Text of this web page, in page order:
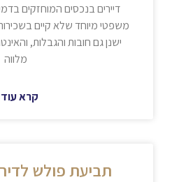
דיירים בנכסים המוחזקים
משפטי מיוחד שלא קיים
ישנן גם חובות והגבלות,
מלווה
קרא
תביעת פולש